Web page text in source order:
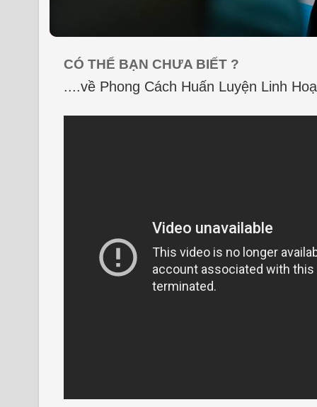
CÓ THỂ BẠN CHƯA BIẾT ?
....về Phong Cách Huấn Luyện Linh